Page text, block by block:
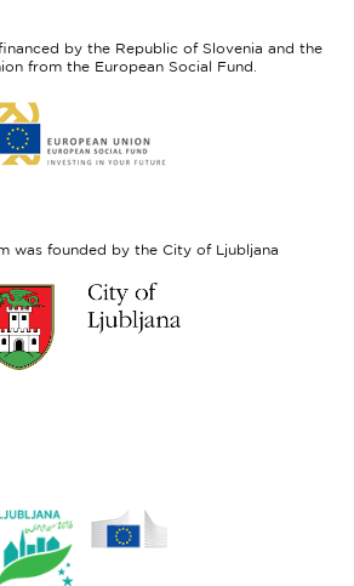
Fund
by the Republic of Slovenia and the
from the European Social Fund.
to
website
was founded by the City of Ljubljana